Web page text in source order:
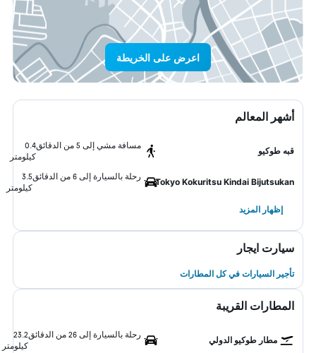
اعرض على الخريطة
أشهر المعالم
قبه طوكيو
مسافة مشي إلى 5 من الدقائق
0.4
كيلومتر
Tokyo Kokuritsu Kindai Bijutsukan
رحلة بالسيارة إلى 6 من الدقائق
3.5
كيلومتر
إظهار المزيد
سيارت ايجار
تأجير السيارات في كل المطارات
المطارات القريبة
مطار طوكيو الدولي
رحلة بالسيارة إلى 26 من الدقائق
23.2
كيلومتر